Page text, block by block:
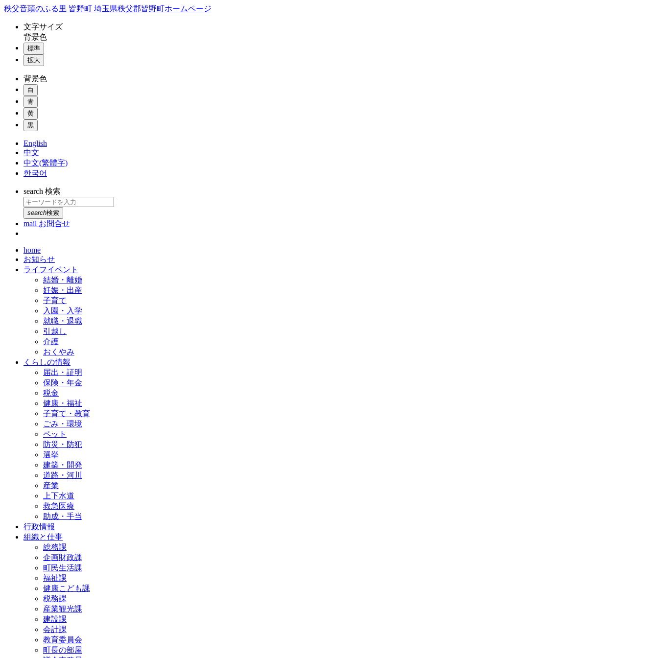
コ
秩父音頭のふる里 皆野町 埼玉県秩父郡皆野町ホームページ
文字サイズ
背景色
標準
拡大
背景色
白
青
黄
黒
English
中文
中文(繁體字)
한국어
search 検索
search検索
mail お問合せ
home
お知らせ
ライフイベント
結婚・離婚
妊娠・出産
子育て
入園・入学
就職・退職
引越し
介護
おくやみ
くらしの情報
届出・証明
保険・年金
税金
健康・福祉
子育て・教育
ごみ・環境
ペット
防災・防犯
選挙
建築・開発
道路・河川
産業
上下水道
救急医療
助成・手当
行政情報
組織と仕事
総務課
企画財政課
町民生活課
福祉課
健康こども課
税務課
産業観光課
建設課
会計課
教育委員会
町長の部屋